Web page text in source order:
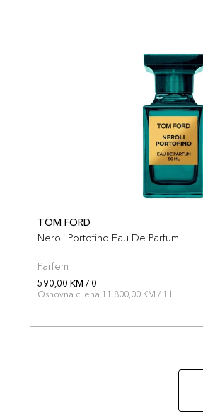
TOM FORD
Neroli Portofino Eau De Parfum
Parfem
590,00 KM / 0
Osnovna cijena 11.800,00 KM / 1 l